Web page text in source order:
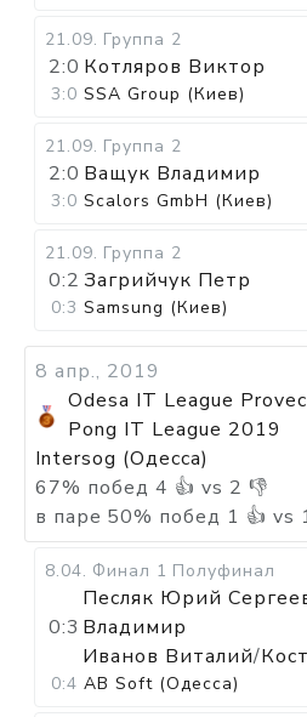
21.09. Группа 2
2:0 Котляров Виктор
3:0 SSA Group (Киев)
21.09. Группа 2
2:0 Ващук Владимир
3:0 Scalors GmbH (Киев)
21.09. Группа 2
0:2 Загрийчук Петр
0:3 Samsung (Киев)
8 апр., 2019
Odesa IT League
Pong IT League 2019
Intersog (Одесса)
67% побед 4 👍 vs 2 👎
в паре 50% побед 1 👍 vs
8.04. Финал 1 Полуфинал
0:3
Песляк Юрий
Владимир
Иванов Виталий/
0:4 AB Soft (Одесса)